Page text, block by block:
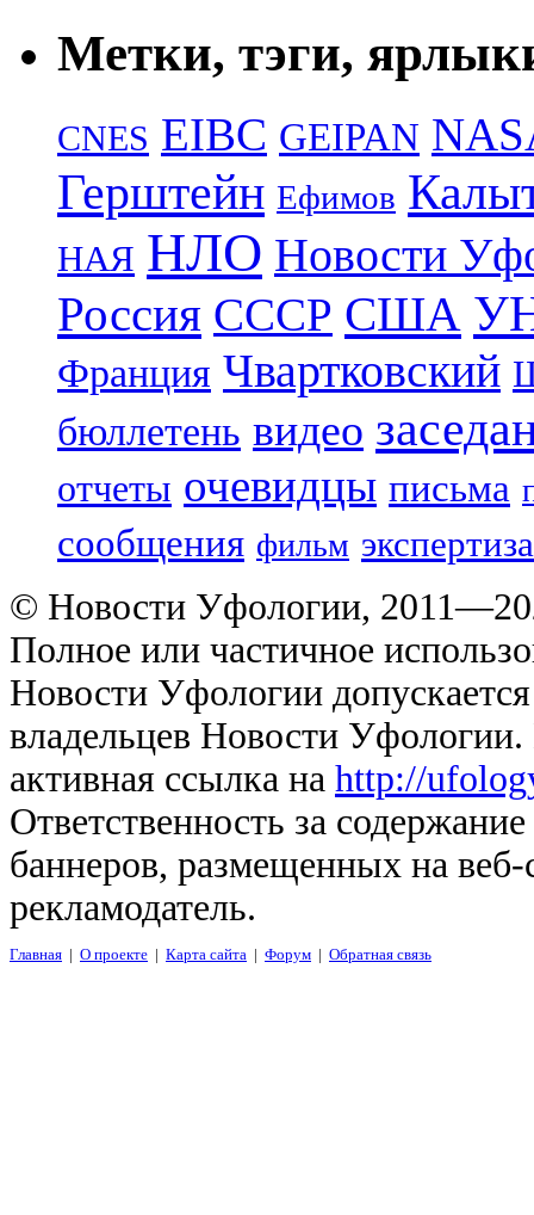
Метки, тэги,
CNES EIBC GEIPAN
Герштейн Ефимов
НАЯ НЛО Новости
Россия СССР США
Франция Чвартковский
бюллетень видео
отчеты очевидцы письма
сообщения фильм экспертиза
© Новости Уфологии,
Полное или частичное
Новости Уфологии
владельцев Новости
активная ссылка на http://
Ответственность за
баннеров, размещенных на
рекламодатель.
Главная | О проекте | Карта сайта | Форум | Обратная связь